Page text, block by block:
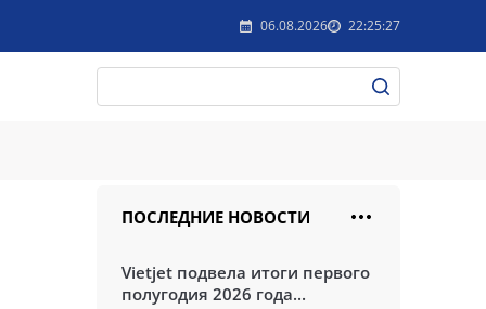
06.08.2026 22:25:27
ПОСЛЕДНИЕ НОВОСТИ
Vietjet подвела итоги первого
полугодия 2026 года...